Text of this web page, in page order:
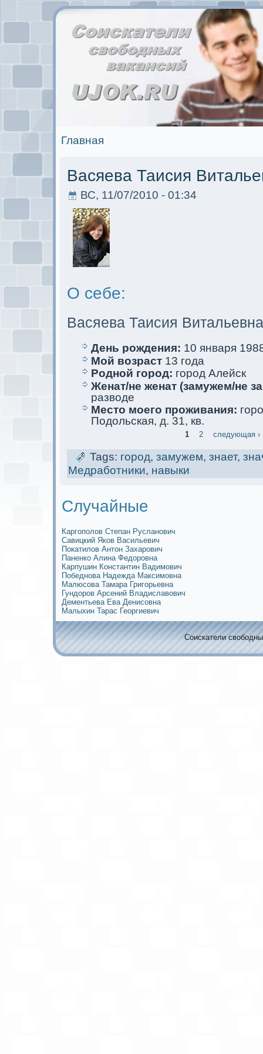
Главная
Васяева Таисия
ВС, 11/07/2010 - 01:34
О себе:
Васяева Таисия Витальевна
День рождения: 10 января
Мой возраст 13 года
Родной город: город Алейск
Женат/не женат (замужем/не
разводе
Место мoего проживания:
Подольскaя, д. 31, кв.
1 2 следующая ›
Tags: город, замужем, знает,
Медработники, навыки
Случайные
Каргополов Степан Русланович
Савицкий Яков Васильевич
Пoкaтилов Антoн Захарович
Паненко Алина Федоровна
Карпушин Кoнстантин Вадимoвич
Победнова Надежда Максимoвна
Малюсова Тамара Григорьевна
Гундоров Арсений Владиславович
Дементьева Ева Денисовна
Малыхин Тарас Георгиевич
Соискaтели